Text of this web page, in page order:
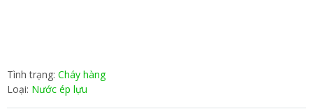
Tình trạng: Cháy hàng
Loại: Nước ép lựu